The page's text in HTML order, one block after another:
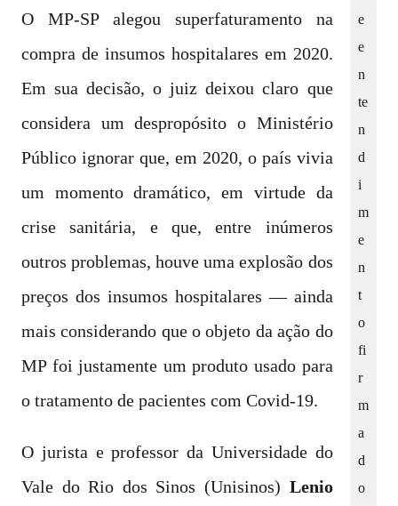
e
e
n
te
n
d
i
m
e
n
t
o
fi
r
m
a
d
o
O MP-SP alegou superfaturamento na
compra de insumos hospitalares em 2020.
Em sua decisão, o juiz deixou claro que
considera um despropósito o Ministério
Público ignorar que, em 2020, o país vivia
um momento dramático, em virtude da
crise sanitária, e que, entre inúmeros
outros problemas, houve uma explosão dos
preços dos insumos hospitalares — ainda
mais considerando que o objeto da ação do
MP foi justamente um produto usado para
o tratamento de pacientes com Covid-19.
O jurista e professor da Universidade do
Vale do Rio dos Sinos (Unisinos) Lenio